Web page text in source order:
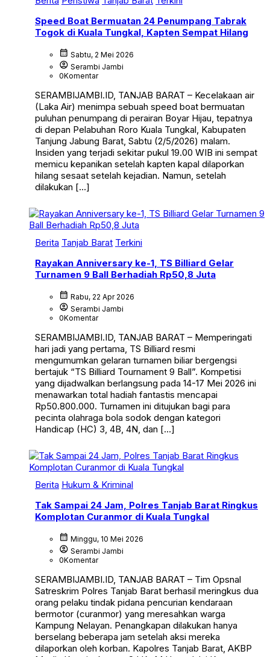
Speed Boat Bermuatan 24 Penumpang Tabrak
Togok di Kuala Tungkal, Kapten Sempat Hilang
calendar_month Sabtu, 2 Mei 2026
account_circle Serambi Jambi
0Komentar
SERAMBIJAMBI.ID, TANJAB BARAT – Kecelakaan air
(Laka Air) menimpa sebuah speed boat bermuatan
puluhan penumpang di perairan Boyar Hijau, tepatnya
di depan Pelabuhan Roro Kuala Tungkal, Kabupaten
Tanjung Jabung Barat, Sabtu (2/5/2026) malam.
Insiden yang terjadi sekitar pukul 19.00 WIB ini sempat
memicu kepanikan setelah kapten kapal dilaporkan
hilang sesaat setelah kejadian. Namun, setelah
dilakukan […]
Berita Tanjab Barat Terkini
Rayakan Anniversary ke-1, TS Billiard Gelar
Turnamen 9 Ball Berhadiah Rp50,8 Juta
calendar_month Rabu, 22 Apr 2026
account_circle Serambi Jambi
0Komentar
SERAMBIJAMBI.ID, TANJAB BARAT – Memperingati
hari jadi yang pertama, TS Billiard resmi
mengumumkan gelaran turnamen biliar bergengsi
bertajuk “TS Billiard Tournament 9 Ball”. Kompetisi
yang dijadwalkan berlangsung pada 14-17 Mei 2026 ini
menawarkan total hadiah fantastis mencapai
Rp50.800.000. Turnamen ini ditujukan bagi para
pecinta olahraga bola sodok dengan kategori
Handicap (HC) 3, 4B, 4N, dan […]
Berita Hukum & Kriminal
Tak Sampai 24 Jam, Polres Tanjab Barat Ringkus
Komplotan Curanmor di Kuala Tungkal
calendar_month Minggu, 10 Mei 2026
account_circle Serambi Jambi
0Komentar
SERAMBIJAMBI.ID, TANJAB BARAT – Tim Opsnal
Satreskrim Polres Tanjab Barat berhasil meringkus dua
orang pelaku tindak pidana pencurian kendaraan
bermotor (curanmor) yang meresahkan warga
Kampung Nelayan. Penangkapan dilakukan hanya
berselang beberapa jam setelah aksi mereka
dilaporkan oleh korban. Kapolres Tanjab Barat, AKBP